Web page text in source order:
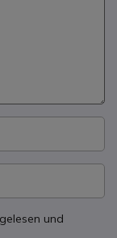
gelesen und